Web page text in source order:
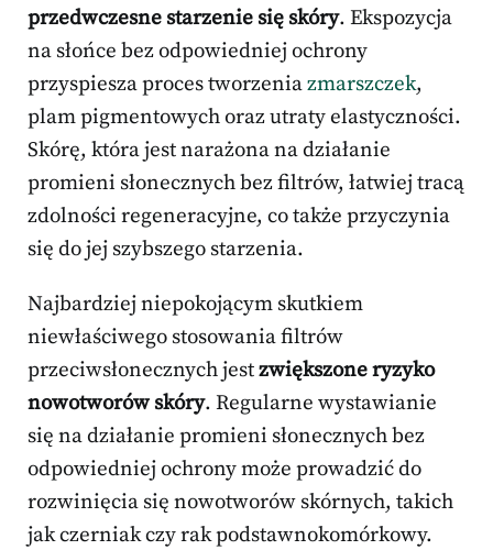
przedwczesne starzenie się skóry. Ekspozycja
na słońce bez odpowiedniej ochrony
przyspiesza proces tworzeniazmarszczek,
plam pigmentowych oraz utraty elastyczności.
Skórę, która jest narażona na działanie
promieni słonecznych bez filtrów, łatwiej tracą
zdolności regeneracyjne, co także przyczynia
się do jej szybszego starzenia.
Najbardziej niepokojącym skutkiem
niewłaściwego stosowania filtrów
przeciwsłonecznych jestzwiększone ryzyko
nowotworów skóry. Regularne wystawianie
się na działanie promieni słonecznych bez
odpowiedniej ochrony może prowadzić do
rozwinięcia się nowotworów skórnych, takich
jak czerniak czy rak podstawnokomórkowy.